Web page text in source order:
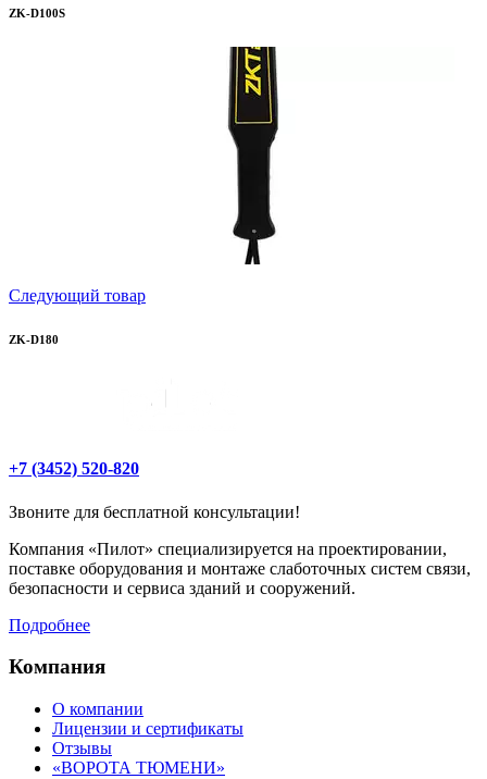
ZK-D100S
Следующий товар
ZK-D180
+7 (3452) 520-820
Звоните для бесплатной консультации!
Компания «Пилот» специализируется на проектировании,
поставке оборудования и монтаже слаботочных систем связи,
безопасности и сервиса зданий и сооружений.
Подробнее
Компания
О компании
Лицензии и сертификаты
Отзывы
«ВОРОТА ТЮМЕНИ»